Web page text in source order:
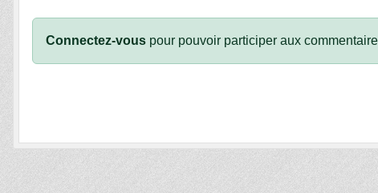
Connectez-vous pour pouvoir participer aux